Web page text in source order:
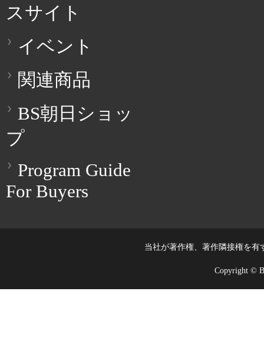
スサイト
イベント
関連商品
BS朝日ショッ
プ
Program Guide
For Buyers
当社が著作権、著作隣接権を
Copyright ©